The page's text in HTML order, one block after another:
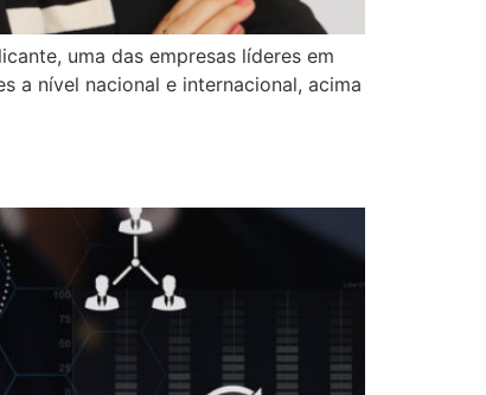
uma das empresas líderes em
a nível nacional e internacional, acima